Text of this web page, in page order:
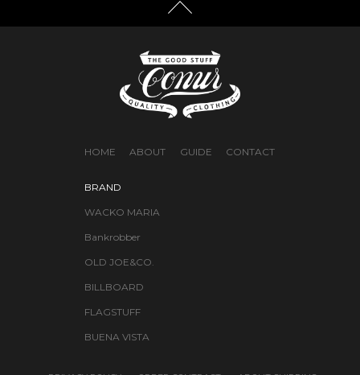
HOME ABOUT GUIDE CONTACT
BRAND
WACKO MARIA
Bankrobber
OLD JOE&CO.
BILLBOARD
FLAGSTUFF
BUENA VISTA